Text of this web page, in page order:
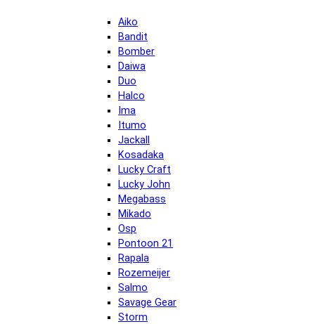
Aiko
Bandit
Bomber
Daiwa
Duo
Halco
Ima
Itumo
Jackall
Kosadaka
Lucky Craft
Lucky John
Megabass
Mikado
Osp
Pontoon 21
Rapala
Rozemeijer
Salmo
Savage Gear
Storm